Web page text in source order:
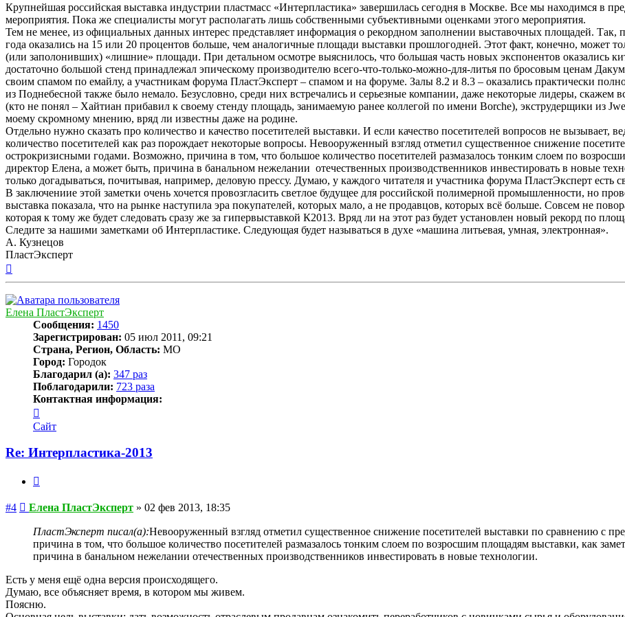
Крупнейшая российская выставка индустрии пластмасс «Интерпластика» завершилась сегодня в Москве. Все мы находимся в
мероприятия. Пока же специалисты могут располагать лишь собственными субъективными оценками этого мероприятия.
Тем не менее, из официальных данных интерес представляет информация о рекордном заполнении выставочных площадей.
года оказались на 15 или 20 процентов больше, чем аналогичные площади выставки прошлогодней. Этот факт, конечно, может
(или заполонивших) «лишние» площади. При детальном осмотре выяснилось, что большая часть новых экспонентов оказались
достаточно большой стенд принадлежал эпическому производителю всего-что-только-можно-для-литья по бросовым ценам
своим спамом по емайлу, а участникам форума ПластЭксперт – спамом и на форуме. Залы 8.2 и 8.3 – оказались практически
из Поднебесной также было немало. Безусловно, среди них встречались и серьезные компании, даже некоторые лидеры,
(кто не понял – Хайтиан прибавил к своему стенду площадь, занимаемую ранее коллегой по имени Borche), экструдерщики из
моему скромному мнению, вряд ли известны даже на родине.
Отдельно нужно сказать про количество и качество посетителей выставки. И если качество посетителей вопросов не
количество посетителей как раз порождает некоторые вопросы. Невооруженный взгляд отметил существенное снижение
острокризисными годами. Возможно, причина в том, что большое количество посетителей размазалось тонким слоем по
директор Елена, а может быть, причина в банальном нежелании отечественных производственников инвестировать в новые
только догадываться, почитывая, например, деловую прессу. Думаю, у каждого читателя и участника форума ПластЭксперт есть
В заключениие этой заметки очень хочется провозгласить светлое будущее для российской полимерной промышленности, но
выставка показала, что на рынке наступила эра покупателей, которых мало, а не продавцов, которых всё больше. Совсем не
которая к тому же будет следовать сразу же за гипервыставкой К2013. Вряд ли на этот раз будет установлен новый рекорд по
Следите за нашими заметками об Интерпластике. Следующая будет называться в духе «машина литьевая, умная, электронная».
А. Кузнецов
ПластЭксперт
Елена ПластЭксперт
Сообщения: 1450
Зарегистрирован: 05 июл 2011, 09:21
Страна, Регион, Область: МО
Город: Городок
Благодарил (а): 347 раз
Поблагодарили: 723 раза
Контактная информация:
информация
пользователя
ПластЭксперт
Сайт
Re: Интерпластика-2013
#4 Сообщение
Елена ПластЭксперт » 02 фев 2013, 18:35
ПластЭксперт писал(а):Невооруженный взгляд отметил существенное снижение посетителей выставки по сравнению с
причина в том, что большое количество посетителей размазалось тонким слоем по возросшим площадям выставки, как
причина в банальном нежелании отечественных производственников инвестировать в новые технологии.
Есть у меня ещё одна версия происходящего.
Думаю, все объясняет время, в котором мы живем.
Поясню.